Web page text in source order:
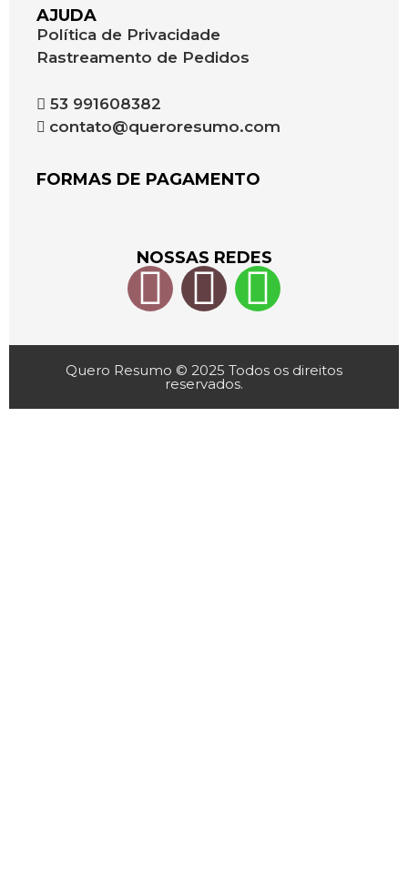
AJUDA
Política de Privacidade
Rastreamento de Pedidos
53 991608382
contato@queroresumo.com
FORMAS DE PAGAMENTO
NOSSAS REDES
Quero Resumo © 2025 Todos os direitos
reservados.